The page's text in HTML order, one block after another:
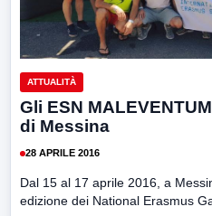
ATTUALITÀ
Gli ESN
di Messina
28 APRILE 2016
Dal 15 al 17 aprile 2016, a
edizione dei National Erasmus